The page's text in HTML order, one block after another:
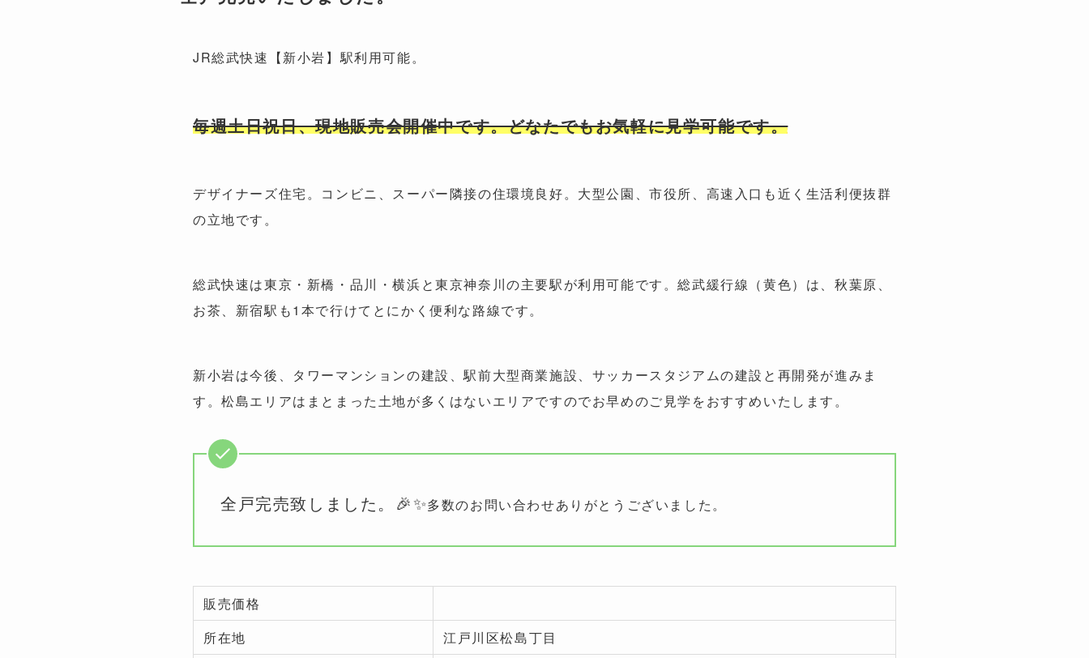
JR総武快速【新小岩】駅利用可能。
毎週土日祝日、現地販売会開催中です。どなたでもお気軽に見学可能です。
デザイナーズ住宅。コンビニ、スーパー隣接の住環境良好。大型公園、市役所、高速入口も近く生活利便抜群
の立地です。
総武快速は東京・新橋・品川・横浜と東京神奈川の主要駅が利用可能です。総武緩行線（黄色）は、秋葉原、
お茶、新宿駅も1本で行けてとにかく便利な路線です。
新小岩は今後、タワーマンションの建設、駅前大型商業施設、サッカースタジアムの建設と再開発が進みま
す。松島エリアはまとまった土地が多くはないエリアですのでお早めのご見学をおすすめいたします。
全戸完売致しました。🎉✨多数のお問い合わせありがとうございました。
販売価格
所在地
江戸川区松島丁目